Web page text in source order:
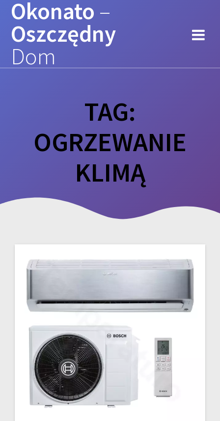
treści
Okonato –
Oszczędny
Dom
TAG:
OGRZEWANIE
KLIMĄ